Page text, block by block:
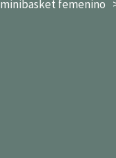
minibasket femenino